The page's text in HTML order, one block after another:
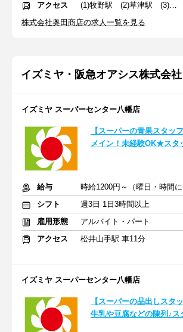
アクセス
(1)牧野駅 (2)草津駅 (3)京都河原町駅
株式会社奥田商店の求人一覧を見る
イズミヤ・阪急オアシス株式会社
イズミヤ スーパーセンター八幡店
【スーパーの青果スタッ
メイン！未経験OK★スタ
給与
シフト
週3日 1日3時間以上
雇用形態
アルバイト・パート
アクセス
松井山手駅 車11分
イズミヤ スーパーセンター八幡店
【スーパーの品出しスタ
牛乳や豆腐などの陳列♪